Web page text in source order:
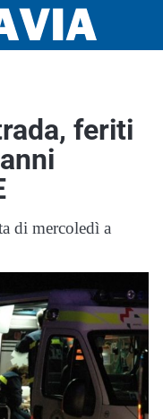
feriti
di mercoledì a